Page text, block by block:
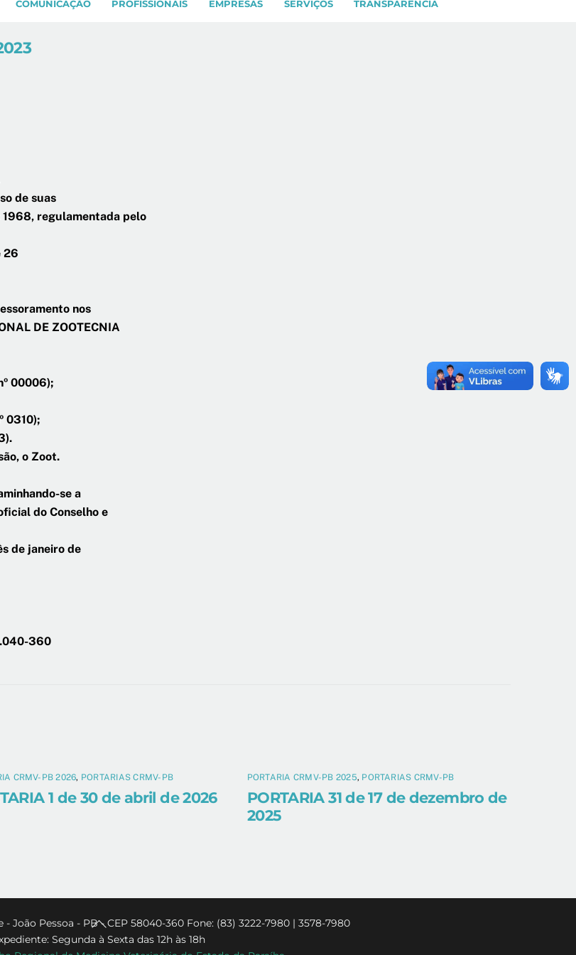
COMUNICAÇÃO PROFISSIONAIS EMPRESAS SERVIÇOS TRANSPARÊNCIA
de suas
regulamentada pelo
26
nos
DE ZOOTECNIA
00006);
0310);
o Zoot.
se a
do Conselho e
de janeiro de
360
CRMV-PB 2026, PORTARIAS CRMV-PB
1 de 30 de abril de 2026
PORTARIA CRMV-PB 2025, PORTARIAS CRMV-PB
PORTARIA 31 de 17 de dezembro de
2025
Back
To
- João Pessoa - PB - CEP 58040-360 Fone: (83) 3222-7980 | 3578-7980
Segunda à Sexta das 12h às 18h